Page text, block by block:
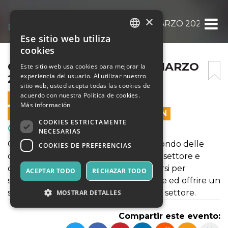
CARD PRO VERONA – 29 MARZO 2026
CARD PRO VERONA – 29 MARZO
2026
29 MARZO 2026 - 10:00
LAS VENTAS EN LÍNEA TERMINARON
Reuniones, Ferias, Congresos.
Convegno dedicato interamente al mondo delle
carte collezionabili in cui operatori del settore e
collezionisti hanno modo di confrontarsi per
sviluppare al meglio la propria passione ed offrire un
servizio su misura per ogni amante del settore.
Compartir este evento:
SPANISH
×
Ese sitio web utiliza
cookies
Este sitio web usa cookies para mejorar la
experiencia del usuario. Al utilizar nuestro
sitio web, usted acepta todas las cookies de
acuerdo con nuestra Política de cookies.
Más información
COOKIES ESTRICTAMENTE
NECESARIAS
COOKIES DE PREFERENCIAS
ACEPTAR TODO RECHAZAR TODO
MOSTRAR DETALLES